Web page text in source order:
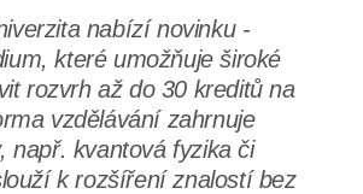
nabízí novinku -
které umožňuje široké
rozvrh až do 30 kreditů na
vzdělávání zahrnuje
např. kvantová fyzika či
k rozšíření znalostí bez